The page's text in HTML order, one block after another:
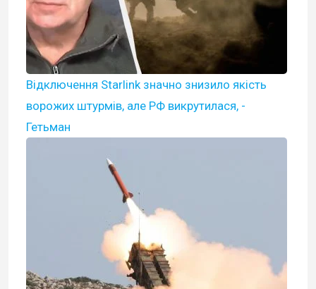
Відключення Starlink значно знизило якість
ворожих штурмів, але РФ викрутилася, -
Гетьман